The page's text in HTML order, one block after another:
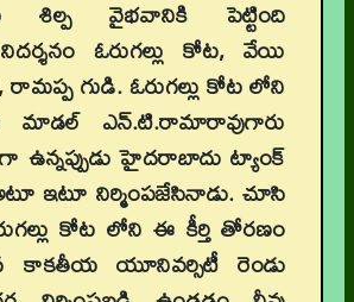
శిల్ప వైభవానికి పెట్టింది
ఓరుగల్లు కోట, వేయి
రామప్ప గుడి. ఓరుగల్లు కోట లోని
మాడల్ ఎన్.టి.రామారావుగారు
ఉన్నప్పుడు హైదరాబాదు ట్యాంక్
ఇటూ నిర్మింపజేసినాడు. చూసి
కోట లోని ఈ కీర్తి తోరణం
యూనివర్సిటీ రెండు